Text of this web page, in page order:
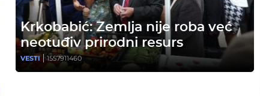
Krkobabić: Zemlja nije roba već
neotuđiv prirodni resurs
VESTI 1557911460